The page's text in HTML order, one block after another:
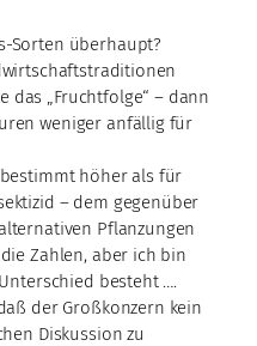
Sorten überhaupt?
das „Fruchtfolge“ – dann
weniger anfällig für
höher als für
– dem gegenüber
Pflanzungen
Zahlen, aber ich bin
besteht ….
der Großkonzern kein
Diskussion zu